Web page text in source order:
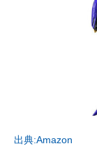
出典:Amazon